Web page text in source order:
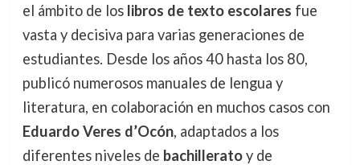
el ámbito de los libros de texto escolares fue
vasta y decisiva para varias generaciones de
estudiantes. Desde los años 40 hasta los 80,
publicó numerosos manuales de lengua y
literatura, en colaboración en muchos casos con
Eduardo Veres d’Ocón, adaptados a los
diferentes niveles de bachilleratoy de